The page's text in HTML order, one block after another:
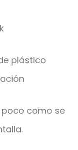
plástico
poco como se